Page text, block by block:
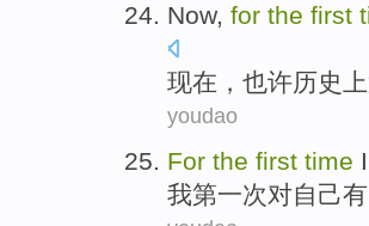
Now, for the first
现在，也许历史
youdao
For the first time
我第一次对自己